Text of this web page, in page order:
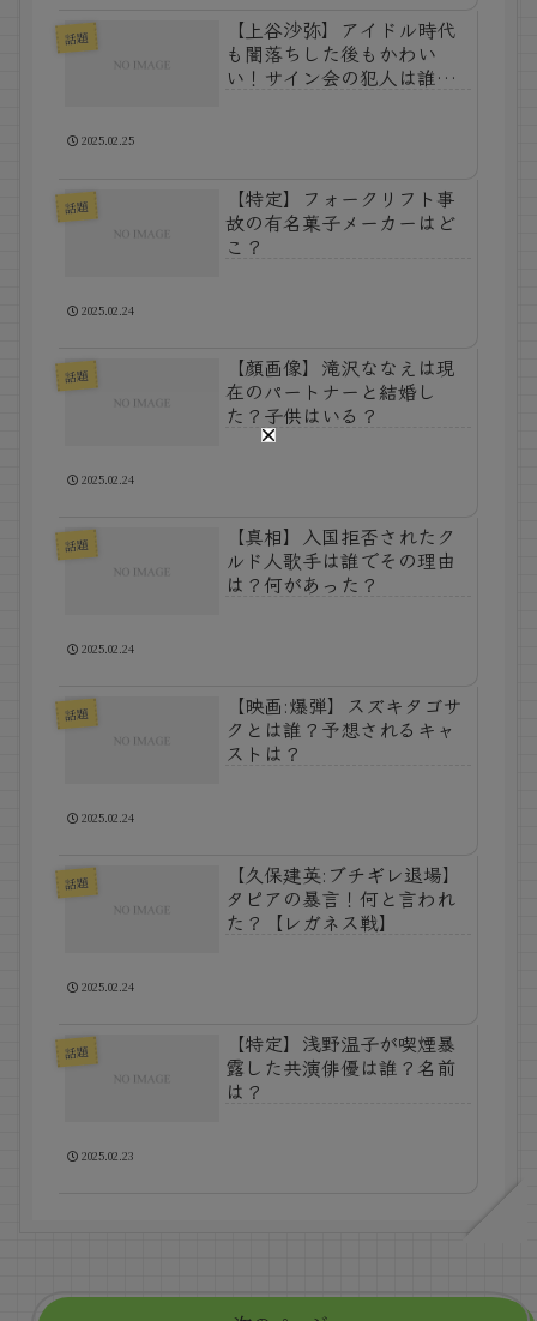
話題
【上谷沙弥】アイドル時代
も闇落ちした後もかわい
い！サイン会の犯人は誰だ
2025.02.25
話題
【特定】フォークリフト事
故の有名菓子メーカーはど
こ？
2025.02.24
話題
【顔画像】滝沢ななえは現
在のパートナーと結婚し
た？子供はいる？
2025.02.24
話題
【真相】入国拒否されたク
ルド人歌手は誰でその理由
は？何があった？
2025.02.24
話題
【映画:爆弾】スズキタゴサ
クとは誰？予想されるキャ
ストは？
2025.02.24
話題
【久保建英:ブチギレ退場】
タピアの暴言！何と言われ
た？【レガネス戦】
2025.02.24
話題
【特定】浅野温子が喫煙暴
露した共演俳優は誰？名前
は？
2025.02.23